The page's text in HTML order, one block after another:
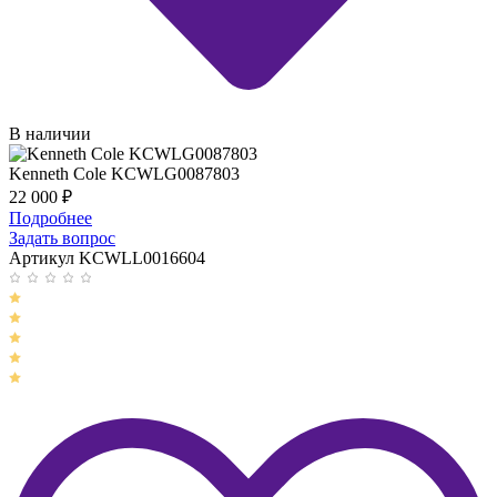
В наличии
Kenneth Cole KCWLG0087803
22 000 ₽
Подробнее
Задать вопрос
Артикул KCWLL0016604